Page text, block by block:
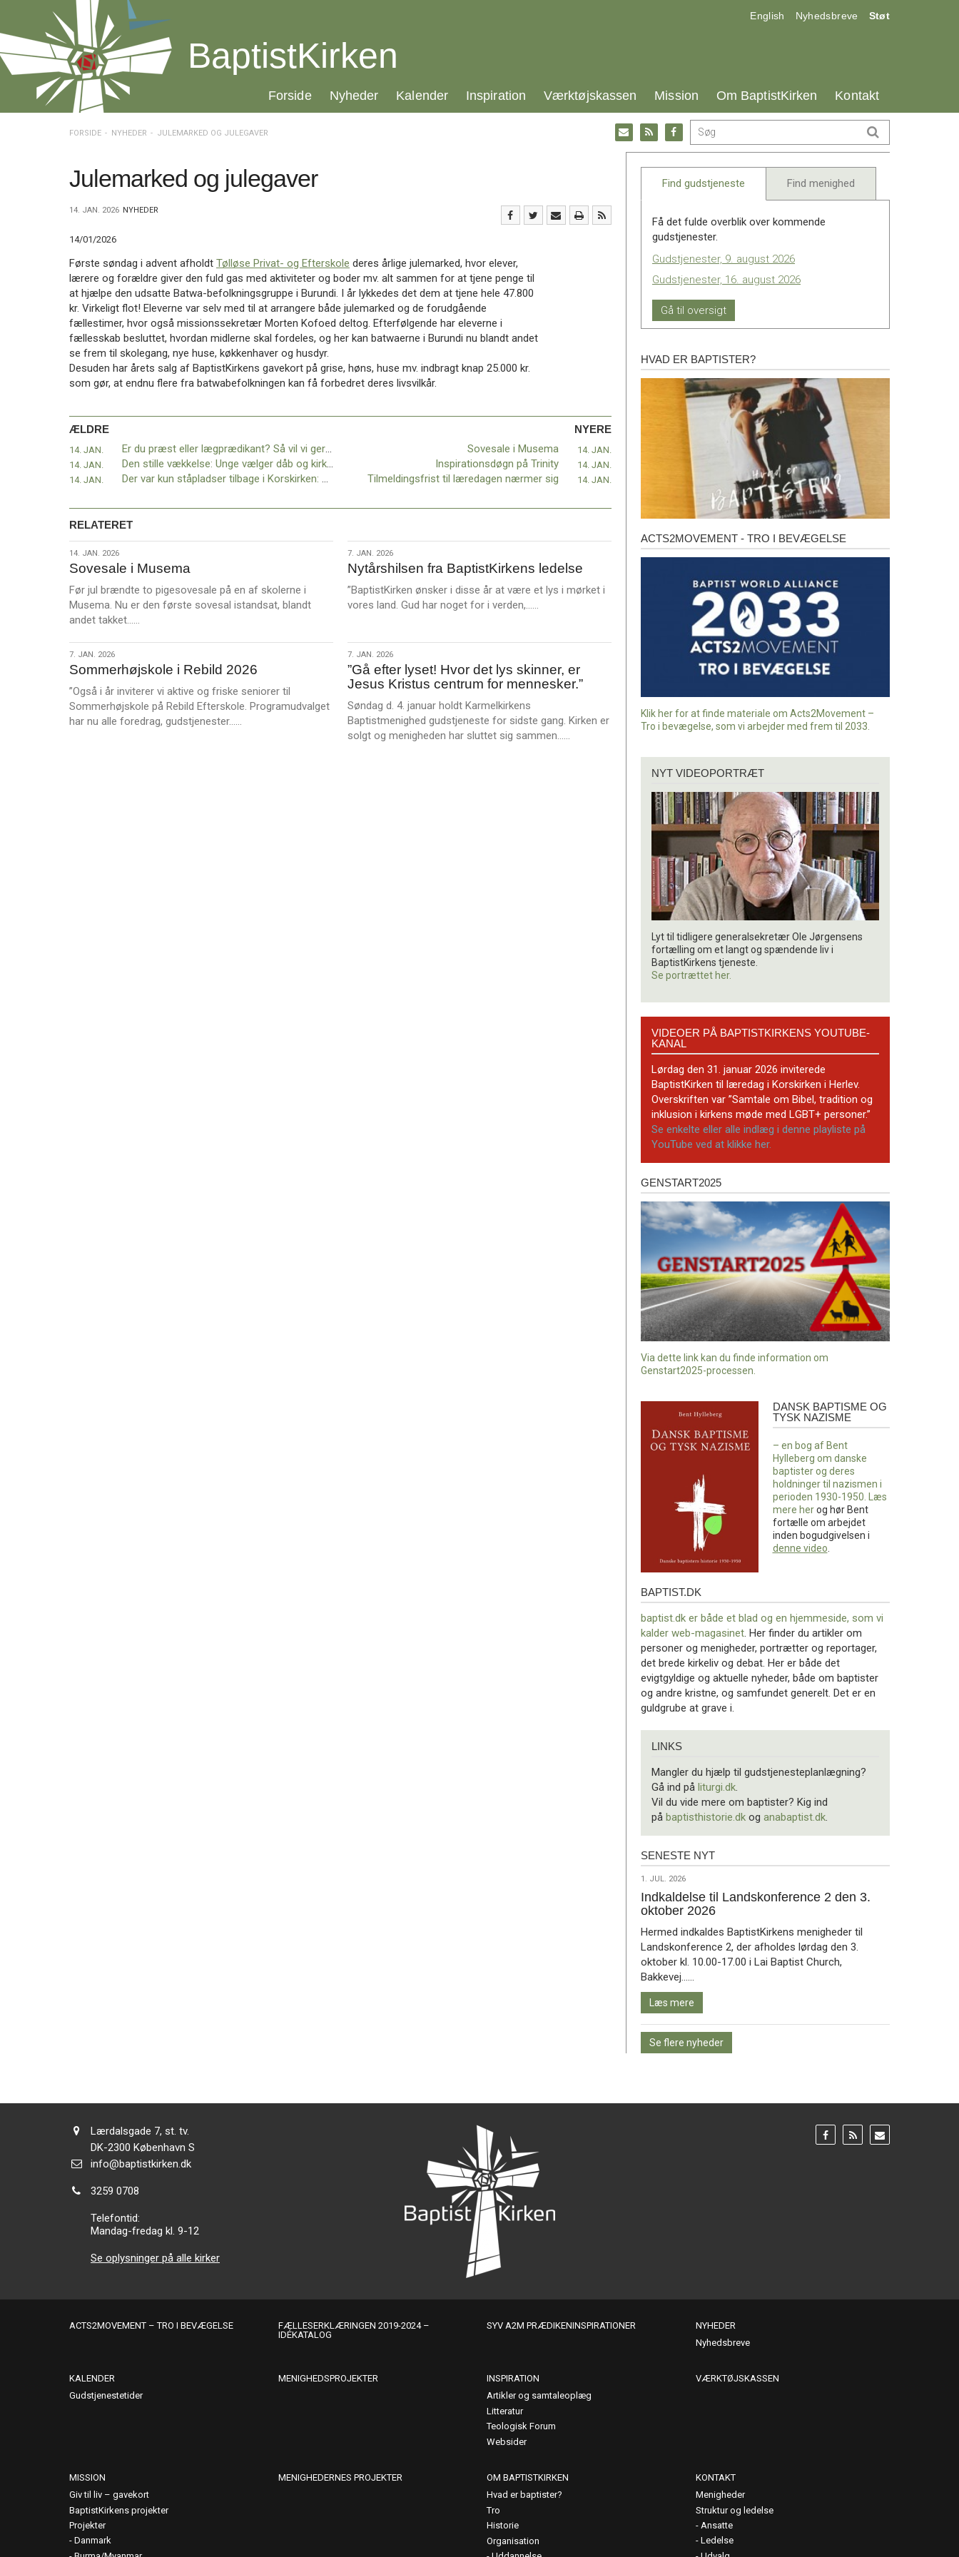
over
og
gå
Vend
tilbage
Værktøjskassen
BaptistKirken
Inspiration
Værktøjskassen
17.0:
English 18.0:
Nyhedsbreve 19.0:
Støt
BaptistKirken
20.0:
Forside 21.0:
Nyheder 22.0:
Kalender 23.0:
Inspiration 24.0:
Værktøjskassen 25.0:
Mission 26.0:
Om BaptistKirken 27.0:
Kontakt
FORSIDE NYHEDER JULEMARKED OG JULEGAVER
Gå
til:
Facebook
Gå
til:
RSS
feed
Gå
til:
Email
Julemarked og julegaver
14. JAN. 2026 NYHEDER
14/01/2026
Første søndag i advent afholdt Tølløse Privat- og Efterskole deres årlige julemarked, hvor elever,
lærere og forældre giver den fuld gas med aktiviteter og boder mv. alt sammen for at tjene penge til
at hjælpe den udsatte Batwa-befolkningsgruppe i Burundi. I år lykkedes det dem at tjene hele 47.800
kr. Virkeligt flot! Eleverne var selv med til at arrangere både julemarked og de forudgående
fællestimer, hvor også missionssekretær Morten Kofoed deltog. Efterfølgende har eleverne i
fællesskab besluttet, hvordan midlerne skal fordeles, og her kan batwaerne i Burundi nu blandt andet
se frem til skolegang, nye huse, køkkenhaver og husdyr.
Desuden har årets salg af BaptistKirkens gavekort på grise, høns, huse mv. indbragt knap 25.000 kr.
som gør, at endnu flere fra batwabefolkningen kan få forbedret deres livsvilkår.
ÆLDRE
14. JAN. Er du præst eller lægprædikant? Så vil vi gerne udfordre dig!
14. JAN. Den stille vækkelse: Unge vælger dåb og kirke til
14. JAN. Der var kun ståpladser tilbage i Korskirken: Ole Lundegaard fik en afsked, der gik i hjertet
NYERE
Sovesale i Musema 14. JAN.
Inspirationsdøgn på Trinity 14. JAN.
Tilmeldingsfrist til læredagen nærmer sig 14. JAN.
RELATERET
14.
jan.
2026
14. JAN. 2026
Sovesale i Musema
Før jul brændte to pigesovesale på en af skolerne i
Musema. Nu er den første sovesal istandsat, blandt
andet takket……
m
e
r
e
7.
jan.
2026
7. JAN. 2026
Nytårshilsen fra BaptistKirkens ledelse
”BaptistKirken ønsker i disse år at være et lys i mørket i
vores land. Gud har noget for i verden,……
e
r
7.
jan.
2026
7. JAN. 2026
Sommerhøjskole i Rebild 2026
”Også i år inviterer vi aktive og friske seniorer til
Sommerhøjskole på Rebild Efterskole. Programudvalget
har nu alle foredrag, gudstjenester……
7.
jan.
2026
7. JAN. 2026
”Gå efter lyset! Hvor det lys skinner, er
Jesus Kristus centrum for mennesker.”
Søndag d. 4. januar holdt Karmelkirkens
Baptistmenighed gudstjeneste for sidste gang. Kirken er
solgt og menigheden har sluttet sig sammen……
Find gudstjeneste Find menighed
Få det fulde overblik over kommende
gudstjenester.
Gudstjenester, 9. august 2026
Gudstjenester, 16. august 2026
Gå til oversigt
Hvad
er
baptister?
HVAD ER BAPTISTER?
Acts2Movement
ACTS2MOVEMENT - TRO I BEVÆGELSE
Klik her for at finde materiale om Acts2Movement –
Tro i bevægelse, som vi arbejder med frem til 2033.
videoportræt
NYT VIDEOPORTRÆT
Lyt til tidligere generalsekretær Ole Jørgensens
fortælling om et langt og spændende liv i
BaptistKirkens tjeneste.
Se portrættet her.
BaptistKirkens
YouTube-
kanal
VIDEOER PÅ BAPTISTKIRKENS YOUTUBE-
KANAL
Lørdag den 31. januar 2026 inviterede
BaptistKirken til læredag i Korskirken i Herlev.
Overskriften var ”Samtale om Bibel, tradition og
inklusion i kirkens møde med LGBT+ personer.”
Se enkelte eller alle indlæg i denne playliste på
YouTube ved at klikke her.
Genstart2025
GENSTART2025
Via dette link kan du finde information om
Genstart2025-processen.
tysk
DANSK BAPTISME OG
TYSK NAZISME
– en bog af Bent
Hylleberg om danske
baptister og deres
holdninger til nazismen i
perioden 1930-1950. Læs
mere herog hør Bent
fortælle om arbejdet
inden bogudgivelsen i
denne video.
baptist.dk
BAPTIST.DK
baptist.dk er både et blad og en hjemmeside, som vi
kalder web-magasinet . Her finder du artikler om
personer og menigheder, portrætter og reportager,
det brede kirkeliv og debat. Her er både det
evigtgyldige og aktuelle nyheder, både om baptister
og andre kristne, og samfundet generelt. Det er en
guldgrube at grave i.
LINKS
Mangler du hjælp til gudstjenesteplanlægning?
Gå ind på liturgi.dk
Vil du vide mere om baptister? Kig ind
på baptisthistorie.dk og anabaptist.dk
Seneste
SENESTE NYT
1.
jul.
2026
1. JUL. 2026
Indkaldelse til Landskonference 2 den 3.
oktober 2026
Hermed indkaldes BaptistKirkens menigheder til
Landskonference 2, der afholdes lørdag den 3.
oktober kl. 10.00-17.00 i Lai Baptist Church,
Bakkevej……
mere
Læs mere
Se flere nyheder
Adresse:
Lærdalsgade 7, st. tv.
Adresse:
DK-2300 København S
Send
info@baptistkirken.dk
Tlf.:
3259 0708
Telefontid:
Mandag-fredag kl. 9-12
Se oplysninger på alle kirker
Gå
til:
Gå
til:
Gå
til:
ACTS2MOVEMENT – TRO I BEVÆGELSE
FÆLLESERKLÆRINGEN 2019-2024 –
IDÉKATALOG
SYV A2M PRÆDIKENINSPIRATIONER
NYHEDER
Nyhedsbreve
KALENDER
Gudstjenestetider
MENIGHEDSPROJEKTER
INSPIRATION
Artikler og samtaleoplæg
Litteratur
Teologisk Forum
Websider
VÆRKTØJSKASSEN
MISSION
Giv til liv – gavekort
BaptistKirkens projekter
Projekter
Danmark
MENIGHEDERNES PROJEKTER
OM BAPTISTKIRKEN
Hvad er baptister?
Tro
Historie
Organisation
KONTAKT
Menigheder
Struktur og ledelse
Ansatte
Ledelse